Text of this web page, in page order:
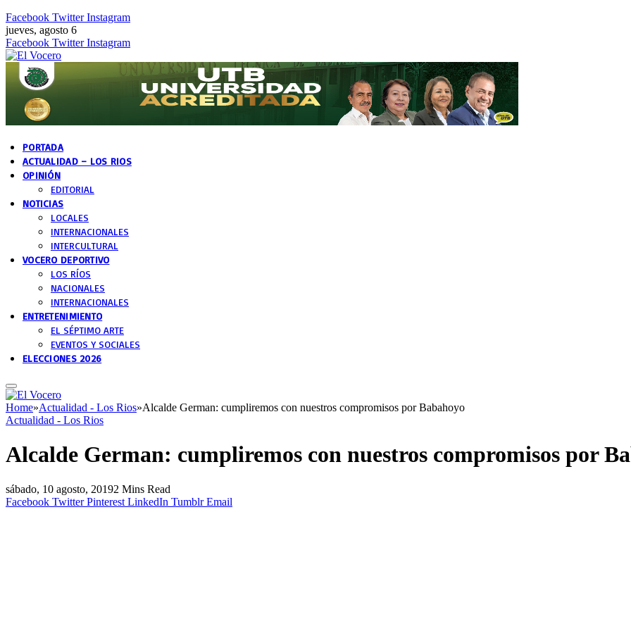
Facebook Twitter Instagram
jueves, agosto 6
Facebook Twitter Instagram
PORTADA
ACTUALIDAD – LOS RIOS
OPINIÓN
EDITORIAL
NOTICIAS
LOCALES
INTERNACIONALES
INTERCULTURAL
VOCERO DEPORTIVO
LOS RÍOS
NACIONALES
INTERNACIONALES
ENTRETENIMIENTO
EL SÉPTIMO ARTE
EVENTOS Y SOCIALES
ELECCIONES 2026
Home»Actualidad - Los Rios»Alcalde German: cumpliremos con nuestros compromisos por Babahoyo
Actualidad - Los Rios
Alcalde German: cumpliremos con nuestros compromisos por
sábado, 10 agosto, 20192 Mins Read
Facebook Twitter Pinterest LinkedIn Tumblr Email